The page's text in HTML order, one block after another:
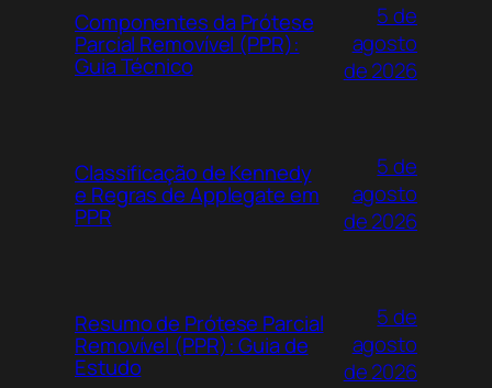
Componentes da Prótese
Parcial Removível (PPR):
Guia Técnico
5 de
agosto
de 2026
Classificação de Kennedy
e Regras de Applegate em
PPR
5 de
agosto
de 2026
Resumo de Prótese Parcial
Removível (PPR): Guia de
Estudo
5 de
agosto
de 2026